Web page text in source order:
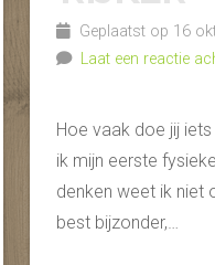
Geplaatst op 16
Laat een reactie
Hoe vaak doe jij
ik mijn eerste
denken weet ik niet
best bijzonder,…